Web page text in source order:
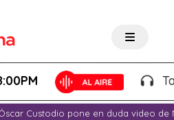
Custodio pone en duda video de